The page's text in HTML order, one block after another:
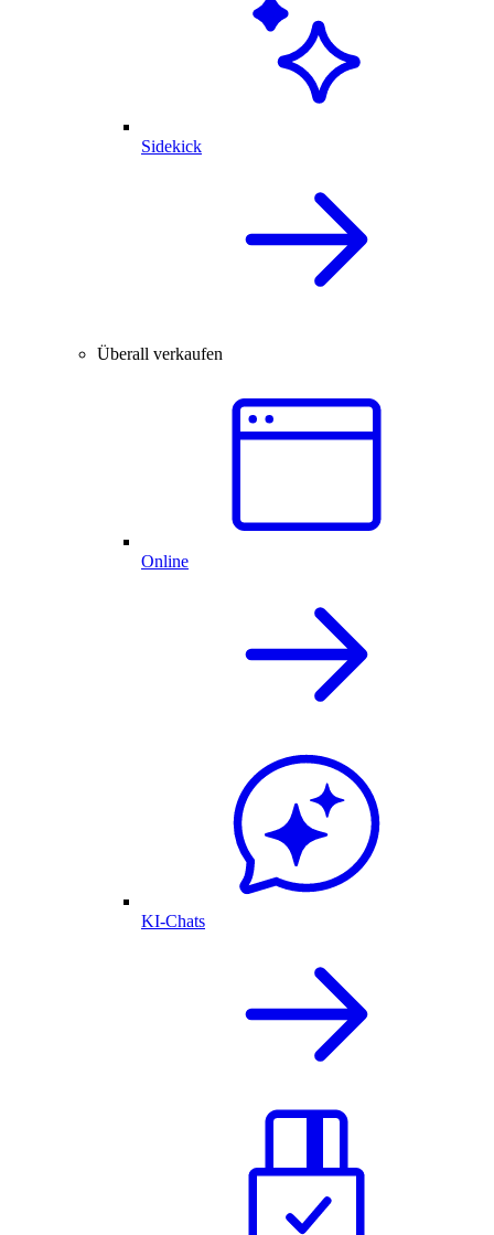
Sidekick
Überall verkaufen
Online
KI-Chats